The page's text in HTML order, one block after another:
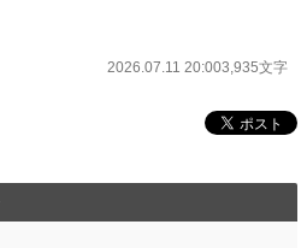
2026.07.11 20:003,935文字